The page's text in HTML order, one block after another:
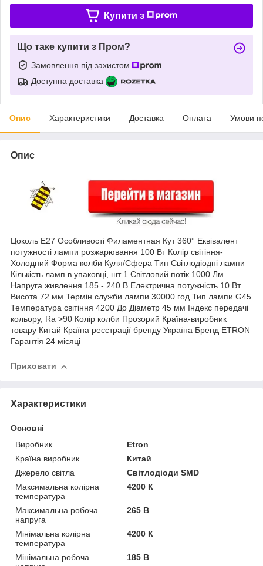
Купити з
Що таке купити з Пром?
Замовлення під захистом
Доступна доставка
Опис Характеристики Доставка Оплата Умови
Опис
Цоколь E27 Особливості Филаментная Кут 360° Еквівалент
потужності лампи розжарювання 100 Вт Колір світіння-
Холодний Форма колби Куля/Сфера Тип Світлодіодні лампи
Кількість ламп в упаковці, шт 1 Світловий потік 1000 Лм
Напруга живлення 185 - 240 В Електрична потужність 10 Вт
Висота 72 мм Термін служби лампи 30000 год Тип лампи G45
Температура світіння 4200 До Діаметр 45 мм Індекс передачі
кольору, Ra >90 Колір колби Прозорий Країна-виробник
товару Китай Країна реєстрації бренду Україна Бренд ETRON
Гарантія 24 місяці
Приховати
Характеристики
Основні
Виробник
Etron
Країна виробник
Китай
Джерело світла
Світлодіоди SMD
Максимальна колірна
температура
4200 К
Максимальна робоча
напруга
265 В
Мінімальна колірна
температура
4200 К
Мінімальна робоча
185 В